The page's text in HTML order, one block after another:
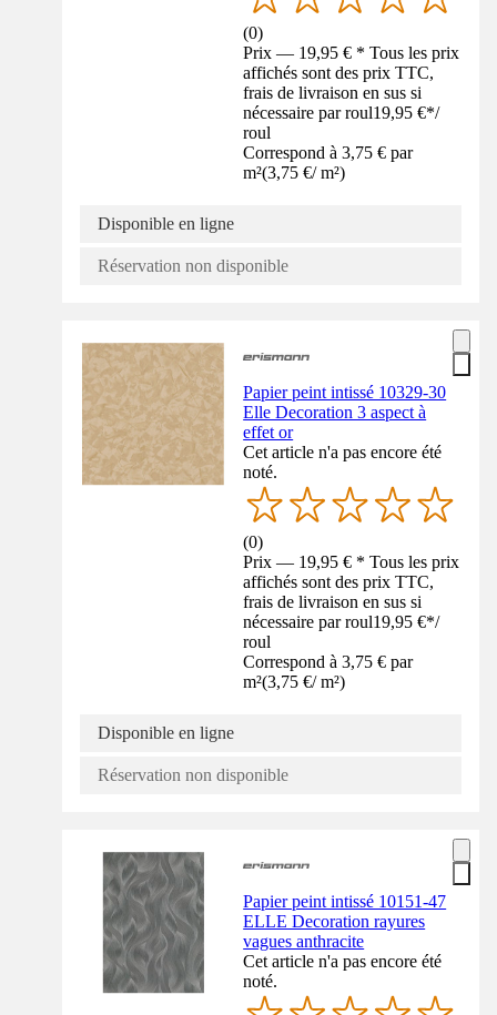
(0)
Prix — 19,95 € * Tous les prix
affichés sont des prix TTC,
frais de livraison en sus si
nécessaire par roul19,95 €*/
roul
Correspond à 3,75 € par
m²(3,75 €/ m²)
Disponible en ligne
Réservation non disponible
Papier peint intissé 10329-30
Elle Decoration 3 aspect à
effet or
Cet article n'a pas encore été
noté.
(0)
Prix — 19,95 € * Tous les prix
affichés sont des prix TTC,
frais de livraison en sus si
nécessaire par roul19,95 €*/
roul
Correspond à 3,75 € par
m²(3,75 €/ m²)
Disponible en ligne
Réservation non disponible
Papier peint intissé 10151-47
ELLE Decoration rayures
vagues anthracite
Cet article n'a pas encore été
noté.